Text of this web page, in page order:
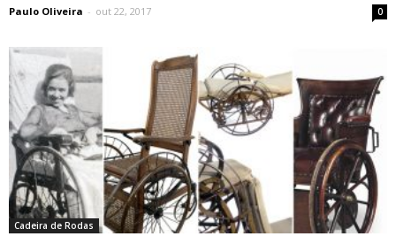
Paulo Oliveira - out 22, 2017 0
Cadeira de Rodas